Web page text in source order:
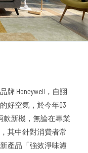
牌 Honeywell，自詡
好空氣，於今年Q3
款新機，無論在專業
其中針對消費者常
產品「強效淨味濾